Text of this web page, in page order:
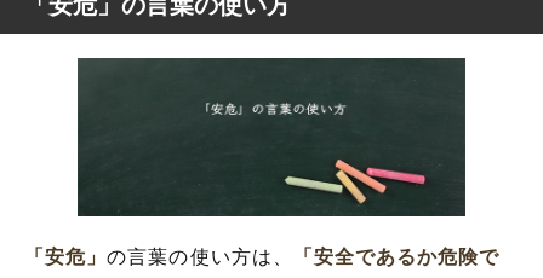
「安危」の言葉の使い方は、
「安全であるか危険で